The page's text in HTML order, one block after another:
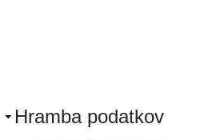
Hramba podatkov
na pet let, garancija velja le za
stroškov dela, za modele:
MA4500ix, ECOSYS